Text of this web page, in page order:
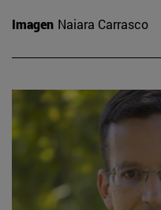
Imagen Naiara Carrasco